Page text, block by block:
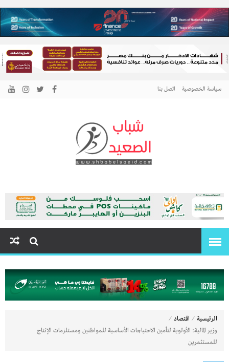
سياسة الخصوصية اتصل بنا
شباب الصعيد
الرئيسية ⁄ اقتصاد ⁄
وزير المالية: الأولوية لتأمين الاحتياجات الأساسية للمواطنين ومستلزمات الإنتاج
للمستثمرين